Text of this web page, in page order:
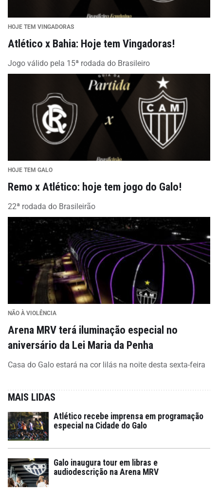
HOJE TEM VINGADORAS
Atlético x Bahia: Hoje tem Vingadoras!
Jogo válido pela 15ª rodada do Brasileiro
HOJE TEM GALO
Remo x Atlético: hoje tem jogo do Galo!
22ª rodada do Brasileirão
NÃO À VIOLÊNCIA
Arena MRV terá iluminação especial no
aniversário da Lei Maria da Penha
Casa do Galo estará na cor lilás na noite desta sexta-feira
MAIS LIDAS
Atlético recebe imprensa em programação
especial na Cidade do Galo
Galo inaugura tour em libras e
audiodescrição na Arena MRV